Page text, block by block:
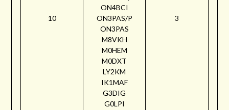
10
ON4BCI
ON3PAS/P
ON3PAS
M8VKH
M0HEM
M0DXT
LY2KM
IK1MAF
G3DIG
G0LPI
3